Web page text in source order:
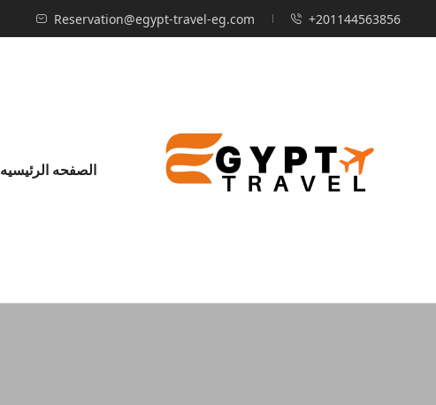
+201144563856
Reservation@egypt-travel-eg.com
الصفحه الرئيسيه